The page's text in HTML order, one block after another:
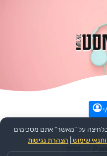
י
מקומות וטיולים >>
>>פרק
על "מאשר" אתם מסכימים
שימוש הצהרת נגישות